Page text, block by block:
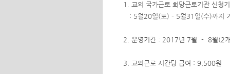
1. 교외 국가근로 희망근로기관 신청
: 5월20일(토) - 5월31일(수)까지
2. 운영기간 : 2017년 7월 - 8월(2
3. 교외근로 시간당 급여 : 9,500원